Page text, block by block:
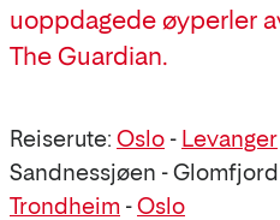
uoppdagede øyperler
The Guardian.
Reiserute: Oslo - Levanger
Sandnessjøen -
Trondheim -Oslo